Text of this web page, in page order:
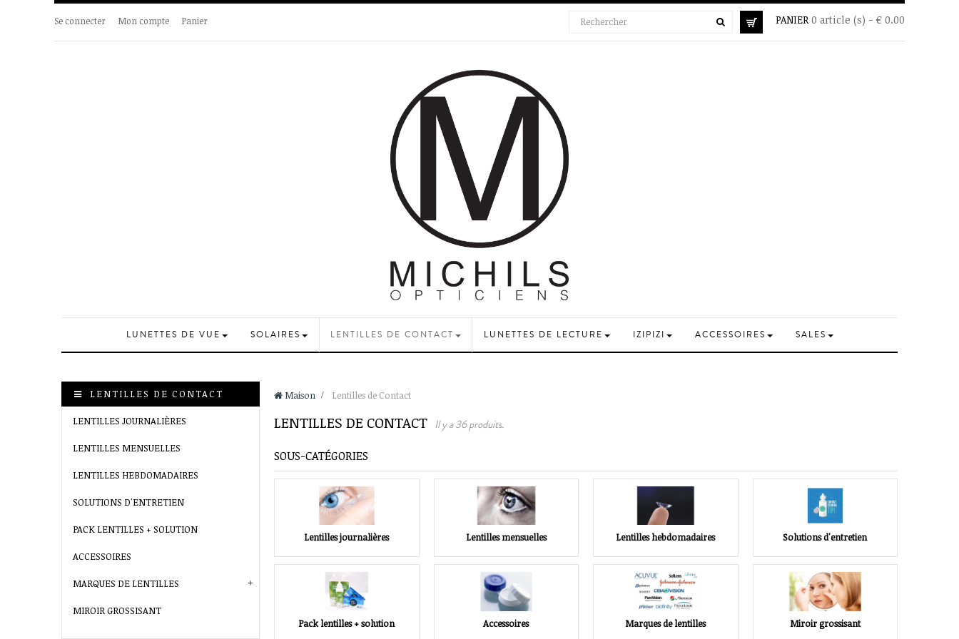
Se connecter Mon compte Panier PANIER 0 article (s) - € 0.00
LUNETTES DE VUE SOLAIRES LENTILLES DE CONTACT LUNETTES DE LECTURE IZIPIZI ACCESSOIRES SALES
LENTILLES DE CONTACT
LENTILLES JOURNALIÈRES
LENTILLES MENSUELLES
LENTILLES HEBDOMADAIRES
SOLUTIONS D'ENTRETIEN
PACK LENTILLES + SOLUTION
ACCESSOIRES
MARQUES DE LENTILLES
MIROIR GROSSISANT
Maison > Lentilles de Contact
LENTILLES DE CONTACT Il y a 36 produits.
SOUS-CATÉGORIES
Lentilles journalières Lentilles mensuelles Lentilles hebdomadaires Solutions d'entretien
Pack lentilles + solution Accessoires Marques de lentilles Miroir grossisant